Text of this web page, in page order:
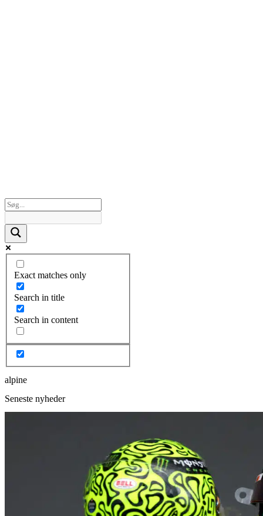
Exact matches only
Search in title
Search in content
alpine
Seneste nyheder